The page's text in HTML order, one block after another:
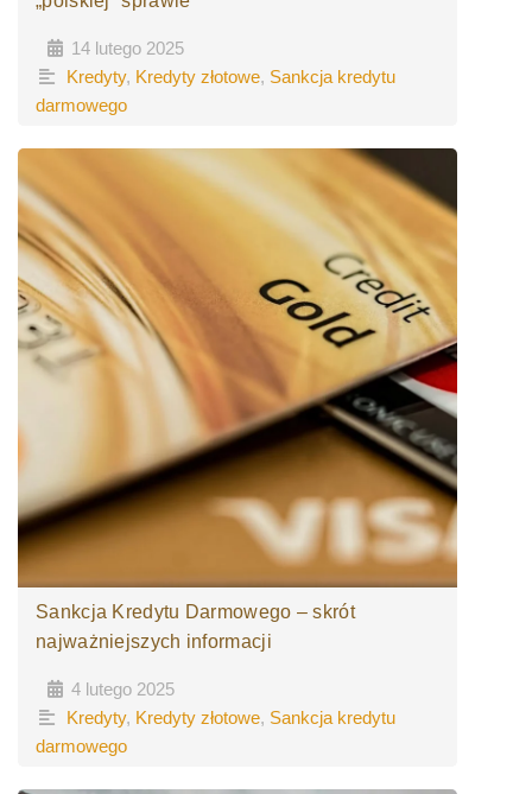
14 lutego 2025
Kredyty, Kredyty złotowe, Sankcja kredytu
darmowego
Sankcja Kredytu Darmowego – skrót
najważniejszych informacji
4 lutego 2025
Kredyty, Kredyty złotowe, Sankcja kredytu
darmowego